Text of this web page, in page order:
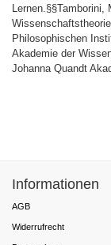
Philosophischen
Akademie der
Johanna Quandt
Informationen
AGB
Widerrufrecht